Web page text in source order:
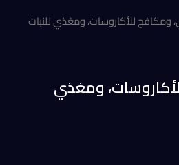
ومكافح للأكاروسات، ومغذي للنبات
ومغذي